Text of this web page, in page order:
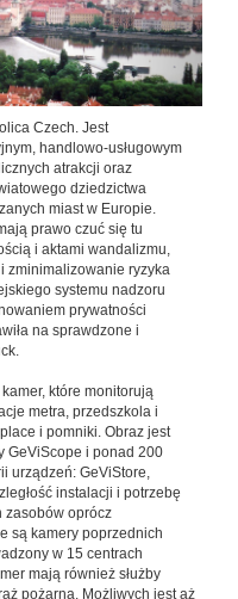
Czech. Jest
handlowo-usługowym
atrakcji oraz
dziedzictwa
miast w Europie.
prawo czuć się tu
i aktami wandalizmu,
zminimalizowanie ryzyka
systemu nadzoru
prywatności
na sprawdzone i
które monitorują
metra, przedszkola i
i pomniki. Obraz jest
GeViScope i ponad 200
urządzeń: GeViStore,
instalacji i potrzebę
zasobów oprócz
są kamery poprzednich
w 15 centrach
mają również służby
pożarna. Możliwych jest aż